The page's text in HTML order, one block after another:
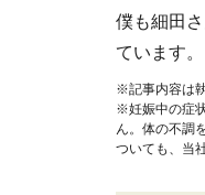
僕も細田
ています。
※記事内容は
※妊娠中の症
ん。体の不調
ついても、当